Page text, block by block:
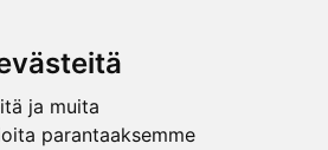
ja muita
parantaaksemme